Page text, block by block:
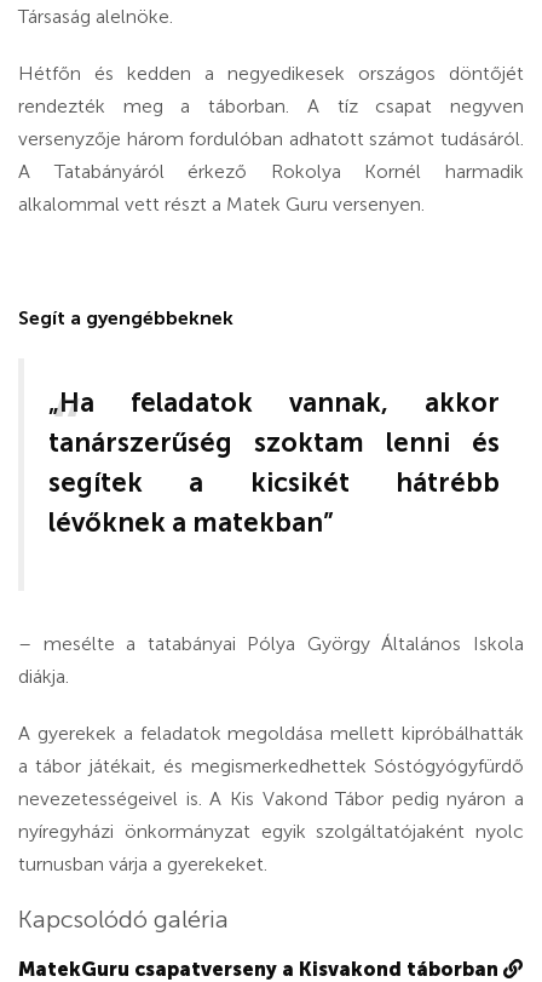
Társaság alelnöke.
Hétfőn és kedden a negyedikesek országos döntőjét
rendezték meg a táborban. A tíz csapat negyven
versenyzője három fordulóban adhatott számot tudásáról.
A Tatabányáról érkező Rokolya Kornél harmadik
alkalommal vett részt a Matek Guru versenyen.
Segít a gyengébbeknek
„Ha feladatok vannak, akkor
tanárszerűség szoktam lenni és
segítek a kicsikét hátrébb
lévőknek a matekban”
– mesélte a tatabányai Pólya György Általános Iskola
diákja.
A gyerekek a feladatok megoldása mellett kipróbálhatták
a tábor játékait, és megismerkedhettek Sóstógyógyfürdő
nevezetességeivel is. A Kis Vakond Tábor pedig nyáron a
nyíregyházi önkormányzat egyik szolgáltatójaként nyolc
turnusban várja a gyerekeket.
Kapcsolódó galéria
MatekGuru csapatverseny a Kisvakond táborban